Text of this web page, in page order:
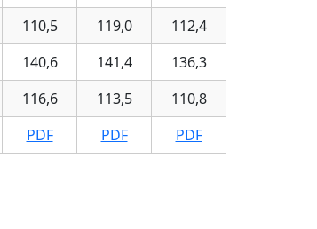
110,5 119,0
112,4
140,6 141,4
136,3
116,6 113,5
110,8
PDF PDF PDF